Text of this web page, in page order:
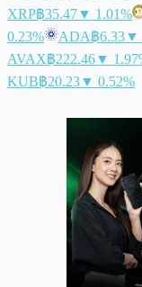
XRP฿35.47▼ 1.01%
0.23%
ADA฿6.33▼
AVAX฿222.46▼
KUB฿20.23▼ 0.52%